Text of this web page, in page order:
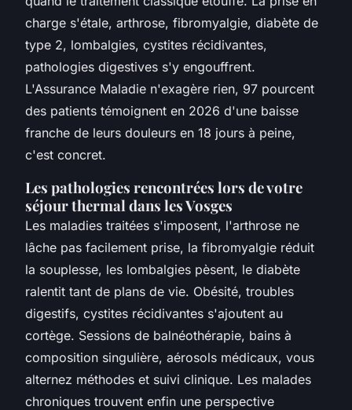
charge s'étale, arthrose, fibromyalgie, diabète de
type 2, lombalgies, cystites récidivantes,
pathologies digestives s'y engouffrent.
L'Assurance Maladie n'exagère rien, 97 pourcent
des patients témoignent en 2026 d'une baisse
franche de leurs douleurs en 18 jours à peine,
c'est concret.
Les pathologies rencontrées lors de votre
séjour thermal dans les Vosges
Les maladies traitées s'imposent, l'arthrose ne
lâche pas facilement prise, la fibromyalgie réduit
la souplesse, les lombalgies pèsent, le diabète
ralentit tant de plans de vie. Obésité, troubles
digestifs, cystites récidivantes s'ajoutent au
cortège. Sessions de balnéothérapie, bains à
composition singulière, aérosols médicaux, vous
alternez méthodes et suivi clinique. Les malades
chroniques trouvent enfin une perspective